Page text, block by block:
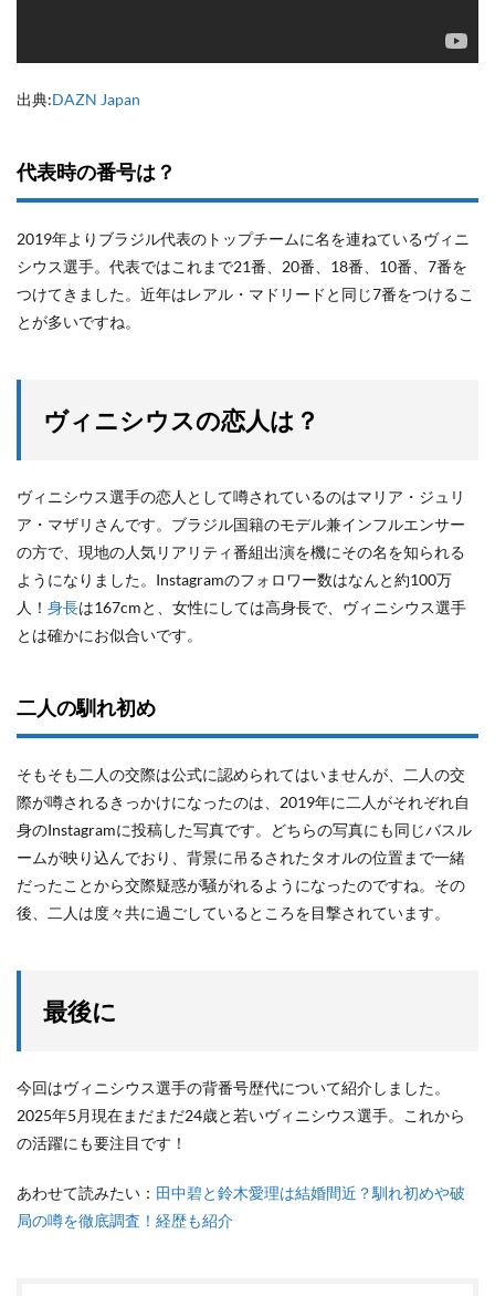
出典:DAZN Japan
代表時の番号は？
2019年よりブラジル代表のトップチームに名を連ねているヴィニ
シウス選手。代表ではこれまで21番、20番、18番、10番、7番を
つけてきました。近年はレアル・マドリードと同じ7番をつけるこ
とが多いですね。
ヴィニシウスの恋人は？
ヴィニシウス選手の恋人として噂されているのはマリア・ジュリ
ア・マザリさんです。ブラジル国籍のモデル兼インフルエンサー
の方で、現地の人気リアリティ番組出演を機にその名を知られる
ようになりました。Instagramのフォロワー数はなんと約100万
人！ 身長は167cmと、女性にしては高身長で、ヴィニシウス選手
とは確かにお似合いです。
二人の馴れ初め
そもそも二人の交際は公式に認められてはいませんが、二人の交
際が噂されるきっかけになったのは、2019年に二人がそれぞれ自
身のInstagramに投稿した写真です。どちらの写真にも同じバスル
ームが映り込んでおり、背景に吊るされたタオルの位置まで一緒
だったことから交際疑惑が騒がれるようになったのですね。その
後、二人は度々共に過ごしているところを目撃されています。
最後に
今回はヴィニシウス選手の背番号歴代について紹介しました。
2025年5月現在まだまだ24歳と若いヴィニシウス選手。これから
の活躍にも要注目です！
あわせて読みたい： 田中碧と鈴木愛理は結婚間近？馴れ初めや破
局の噂を徹底調査！経歴も紹介